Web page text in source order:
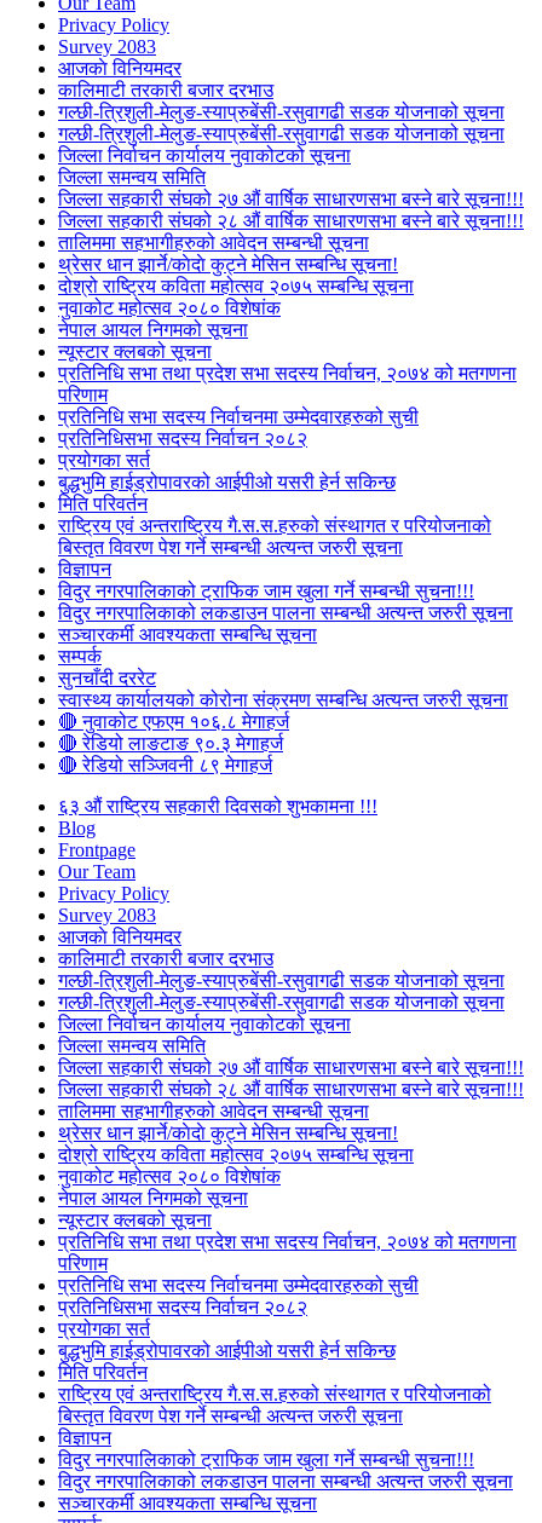
Privacy Policy
Survey 2083
आजकाे विनियमदर
कालिमाटी तरकारी बजार दरभाउ
गल्छी-त्रिशुली-मेलुङ-स्याप्रुबेंसी-रसुवागढी सडक योजनाको सूचना
गल्छी-त्रिशुली-मेलुङ-स्याप्रुबेंसी-रसुवागढी सडक योजनाको सूचना
जिल्ला निर्वाचन कार्यालय नुवाकोटको सूचना
जिल्ला समन्वय समिति
जिल्ला सहकारी संघको २७ औं वार्षिक साधारणसभा बस्ने बारे सूचना!!!
जिल्ला सहकारी संघको २८ औं वार्षिक साधारणसभा बस्ने बारे सूचना!!!
तालिममा सहभागीहरुको आवेदन सम्बन्धी सूचना
थ्रेसर धान झार्ने/काेदाे कुट्ने मेसिन सम्बन्धि सूचना!
दोश्रो राष्ट्रिय कविता महोत्सव २०७५ सम्बन्धि सूचना
नुवाकोट महोत्सव २०८० विशेषांक
नेपाल आयल निगमको सूचना
न्यूस्टार क्लबको सूचना
प्रतिनिधि सभा तथा प्रदेश सभा सदस्य निर्वाचन, २०७४ को मतगणना
परिणाम
प्रतिनिधि सभा सदस्य निर्वाचनमा उम्मेदवारहरुको सुची
प्रतिनिधिसभा सदस्य निर्वाचन २०८२
प्रयोगका सर्त
बुद्धभुमि हाईड्रोपावरको आईपीओ यसरी हेर्न सकिन्छ
मिति परिवर्तन
राष्ट्रिय एवं अन्तराष्ट्रिय गै.स.स.हरुको संस्थागत र परियोजनाको
बिस्तृत विवरण पेश गर्ने सम्बन्धी अत्यन्त जरुरी सूचना
विज्ञापन
विदुर नगरपालिकाको ट्राफिक जाम खुला गर्ने सम्बन्धी सुचना!!!
विदुर नगरपालिकाको लकडाउन पालना सम्बन्धी अत्यन्त जरुरी सूचना
सञ्चारकर्मी आवश्यकता सम्बन्धि सूचना
सम्पर्क
सुनचाँदी दररेट
स्वास्थ्य कार्यालयको कोरोना संक्रमण सम्बन्धि अत्यन्त जरुरी सूचना
🔴 नुवाकोट एफएम १०६.८ मेगाहर्ज
🔴 रेडियो लाङटाङ ९०.३ मेगाहर्ज
🔴 रेडियो सञ्जिवनी ८९ मेगाहर्ज
६३ औं राष्ट्रिय सहकारी दिवसको शुभकामना !!!
Blog
Frontpage
Our Team
Privacy Policy
Survey 2083
आजकाे विनियमदर
कालिमाटी तरकारी बजार दरभाउ
गल्छी-त्रिशुली-मेलुङ-स्याप्रुबेंसी-रसुवागढी सडक योजनाको सूचना
गल्छी-त्रिशुली-मेलुङ-स्याप्रुबेंसी-रसुवागढी सडक योजनाको सूचना
जिल्ला निर्वाचन कार्यालय नुवाकोटको सूचना
जिल्ला समन्वय समिति
जिल्ला सहकारी संघको २७ औं वार्षिक साधारणसभा बस्ने बारे सूचना!!!
जिल्ला सहकारी संघको २८ औं वार्षिक साधारणसभा बस्ने बारे सूचना!!!
तालिममा सहभागीहरुको आवेदन सम्बन्धी सूचना
थ्रेसर धान झार्ने/काेदाे कुट्ने मेसिन सम्बन्धि सूचना!
दोश्रो राष्ट्रिय कविता महोत्सव २०७५ सम्बन्धि सूचना
नुवाकोट महोत्सव २०८० विशेषांक
नेपाल आयल निगमको सूचना
न्यूस्टार क्लबको सूचना
प्रतिनिधि सभा तथा प्रदेश सभा सदस्य निर्वाचन, २०७४ को मतगणना
परिणाम
प्रतिनिधि सभा सदस्य निर्वाचनमा उम्मेदवारहरुको सुची
प्रतिनिधिसभा सदस्य निर्वाचन २०८२
प्रयोगका सर्त
बुद्धभुमि हाईड्रोपावरको आईपीओ यसरी हेर्न सकिन्छ
मिति परिवर्तन
राष्ट्रिय एवं अन्तराष्ट्रिय गै.स.स.हरुको संस्थागत र परियोजनाको
बिस्तृत विवरण पेश गर्ने सम्बन्धी अत्यन्त जरुरी सूचना
विज्ञापन
विदुर नगरपालिकाको ट्राफिक जाम खुला गर्ने सम्बन्धी सुचना!!!
विदुर नगरपालिकाको लकडाउन पालना सम्बन्धी अत्यन्त जरुरी सूचना
सञ्चारकर्मी आवश्यकता सम्बन्धि सूचना